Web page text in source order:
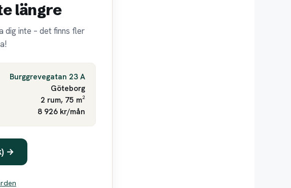
längre
dig inte – det finns fler
Burggrevegatan 23 A
Göteborg
2 rum, 75 m²
8 926 kr/mån
→